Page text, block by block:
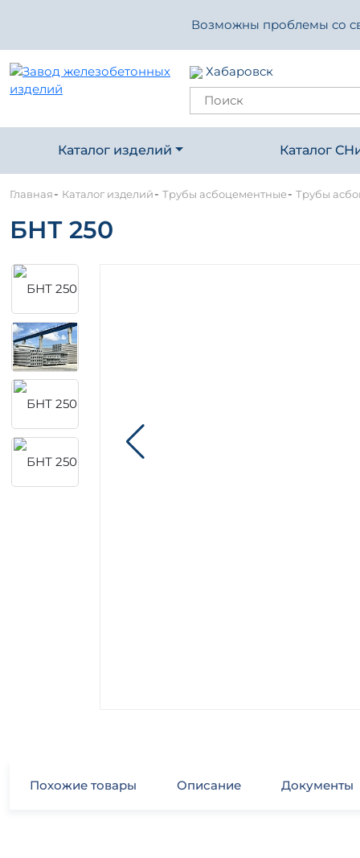
Возможны проблемы со
Хабаровск
Каталог изделий Каталог
Главная- Каталог изделий- Трубы асбоцементные- Трубы
БНТ 250
Похожие товары Описание Документы